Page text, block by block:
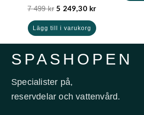
7 499kr 5 249,30 kr
Lägg till i varukorg
SPASHOPEN
Specialister på,
reservdelar och vattenvård.